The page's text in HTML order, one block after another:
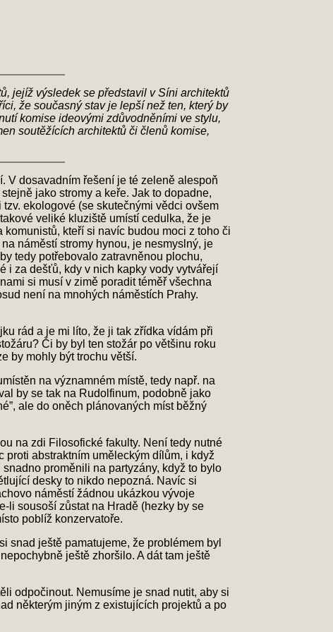
jejíž výsledek se představil v Síni architektů
že současný stav je lepší než ten, který by
komise ideovými zdůvodněními ve stylu,
soutěžících architektů či členů komise,
V dosavadním řešení je té zeleně alespoň
jako stromy a keře. Jak to dopadne,
ekologové (se skutečnými vědci ovšem
veliké kluziště umístí cedulka, že je
kteří si navíc budou moci z toho či
náměstí stromy hynou, je nesmyslný, je
tedy potřebovalo zatravněnou plochu,
i za dešťů, kdy v nich kapky vody vytvářejí
si musí v zimě poradit téměř všechna
není na mnohých náměstích Prahy.
rád a je mi líto, že ji tak zřídka vídám při
Či by byl ten stožár po většinu roku
by mohly být trochu větší.
na významném místě, tedy např. na
by se tak na Rudolfinum, podobně jako
ale do oněch plánovaných míst běžný
na zdi Filosofické fakulty. Není tedy nutné
abstraktním uměleckým dílům, i když
proměnili na partyzány, když to bylo
desky to nikdo nepozná. Navíc si
náměstí žádnou ukázkou vývoje
li sousoší zůstat na Hradě (hezky by se
poblíž konzervatoře.
snad ještě pamatujeme, že problémem byl
ještě zhoršilo. A dát tam ještě
odpočinout. Nemusíme je snad nutit, aby si
některým jiným z existujících projektů a po